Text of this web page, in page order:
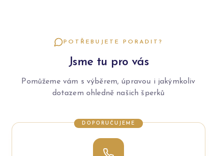
POTŘEBUJETE PORADIT?
Jsme tu pro vás
Pomůžeme vám s výběrem, úpravou i jakýmkoliv
dotazem ohledně našich šperků
DOPORUČUJEME